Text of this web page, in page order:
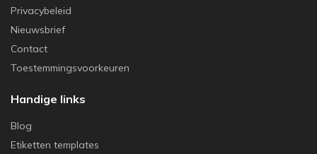
Privacybeleid
Nieuwsbrief
Contact
Toestemmingsvoorkeuren
Handige links
Blog
Etiketten templates